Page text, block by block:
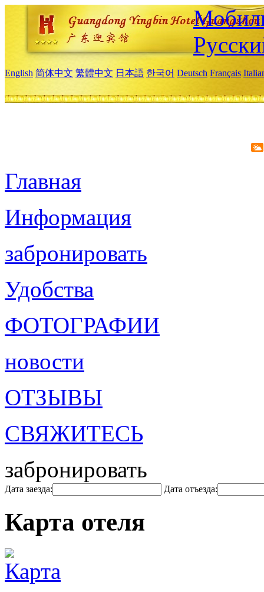
English 简体中文 繁體中文 日本語 한국어 Deutsch Français
Главная
Информация
забронировать
Удобства
ФОТОГРАФИИ
новости
ОТЗЫВЫ
СВЯЖИТЕСЬ
забронировать
Дата заезда: Дата отъезда:
Карта отеля